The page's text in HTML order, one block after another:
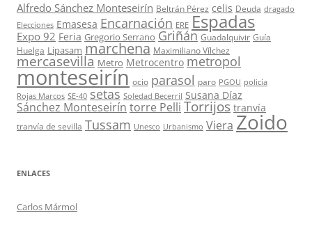
Alfredo Sánchez Monteseirín Beltrán Pérez celis Deuda dragado
Elecciones Emasesa Encarnación ERE Espadas
Expo 92 Feria Gregorio Serrano Griñán Guadalquivir Guía
Huelga Lipasam marchena Maximiliano Vílchez
mercasevilla Metro Metrocentro metropol
monteseirín ocio parasol paro PGOU policía
Rojas Marcos SE-40 setas Soledad Becerril Susana Díaz
Sánchez Monteseirín torre Pelli Torrijos tranvía
tranvía de sevilla Tussam Unesco Urbanismo Viera Zoido
ENLACES
Carlos Mármol